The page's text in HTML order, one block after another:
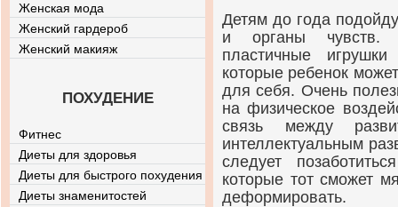
Детям до года
и органы чувств.
пластичные
которые ребенок
для себя. Очень
на физическое
связь между
интеллектуальным
следует
которые тот сможет
деформировать.
Женская мода
Женский гардероб
Женский макияж
ПОХУДЕНИЕ
Фитнес
Диеты для здоровья
Диеты для быстрого похудения
Диеты знаменитостей